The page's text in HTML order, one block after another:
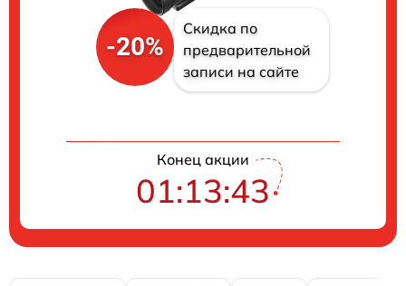
-20%
Скидка по
предварительной
записи на сайте
Конец акции
01:13:42